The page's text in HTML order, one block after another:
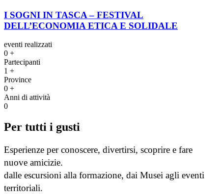
I SOGNI IN TASCA – FESTIVAL
DELL’ECONOMIA ETICA E SOLIDALE
eventi realizzati
0 +
Partecipanti
1 +
Province
0 +
Anni di attività
0
Per tutti i gusti
Esperienze per conoscere, divertirsi, scoprire e fare
nuove amicizie.
dalle escursioni alla formazione, dai Musei agli eventi
territoriali.